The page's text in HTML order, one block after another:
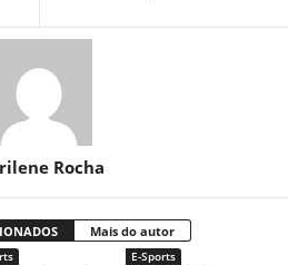
Rocha
Mais do autor
E-Sports